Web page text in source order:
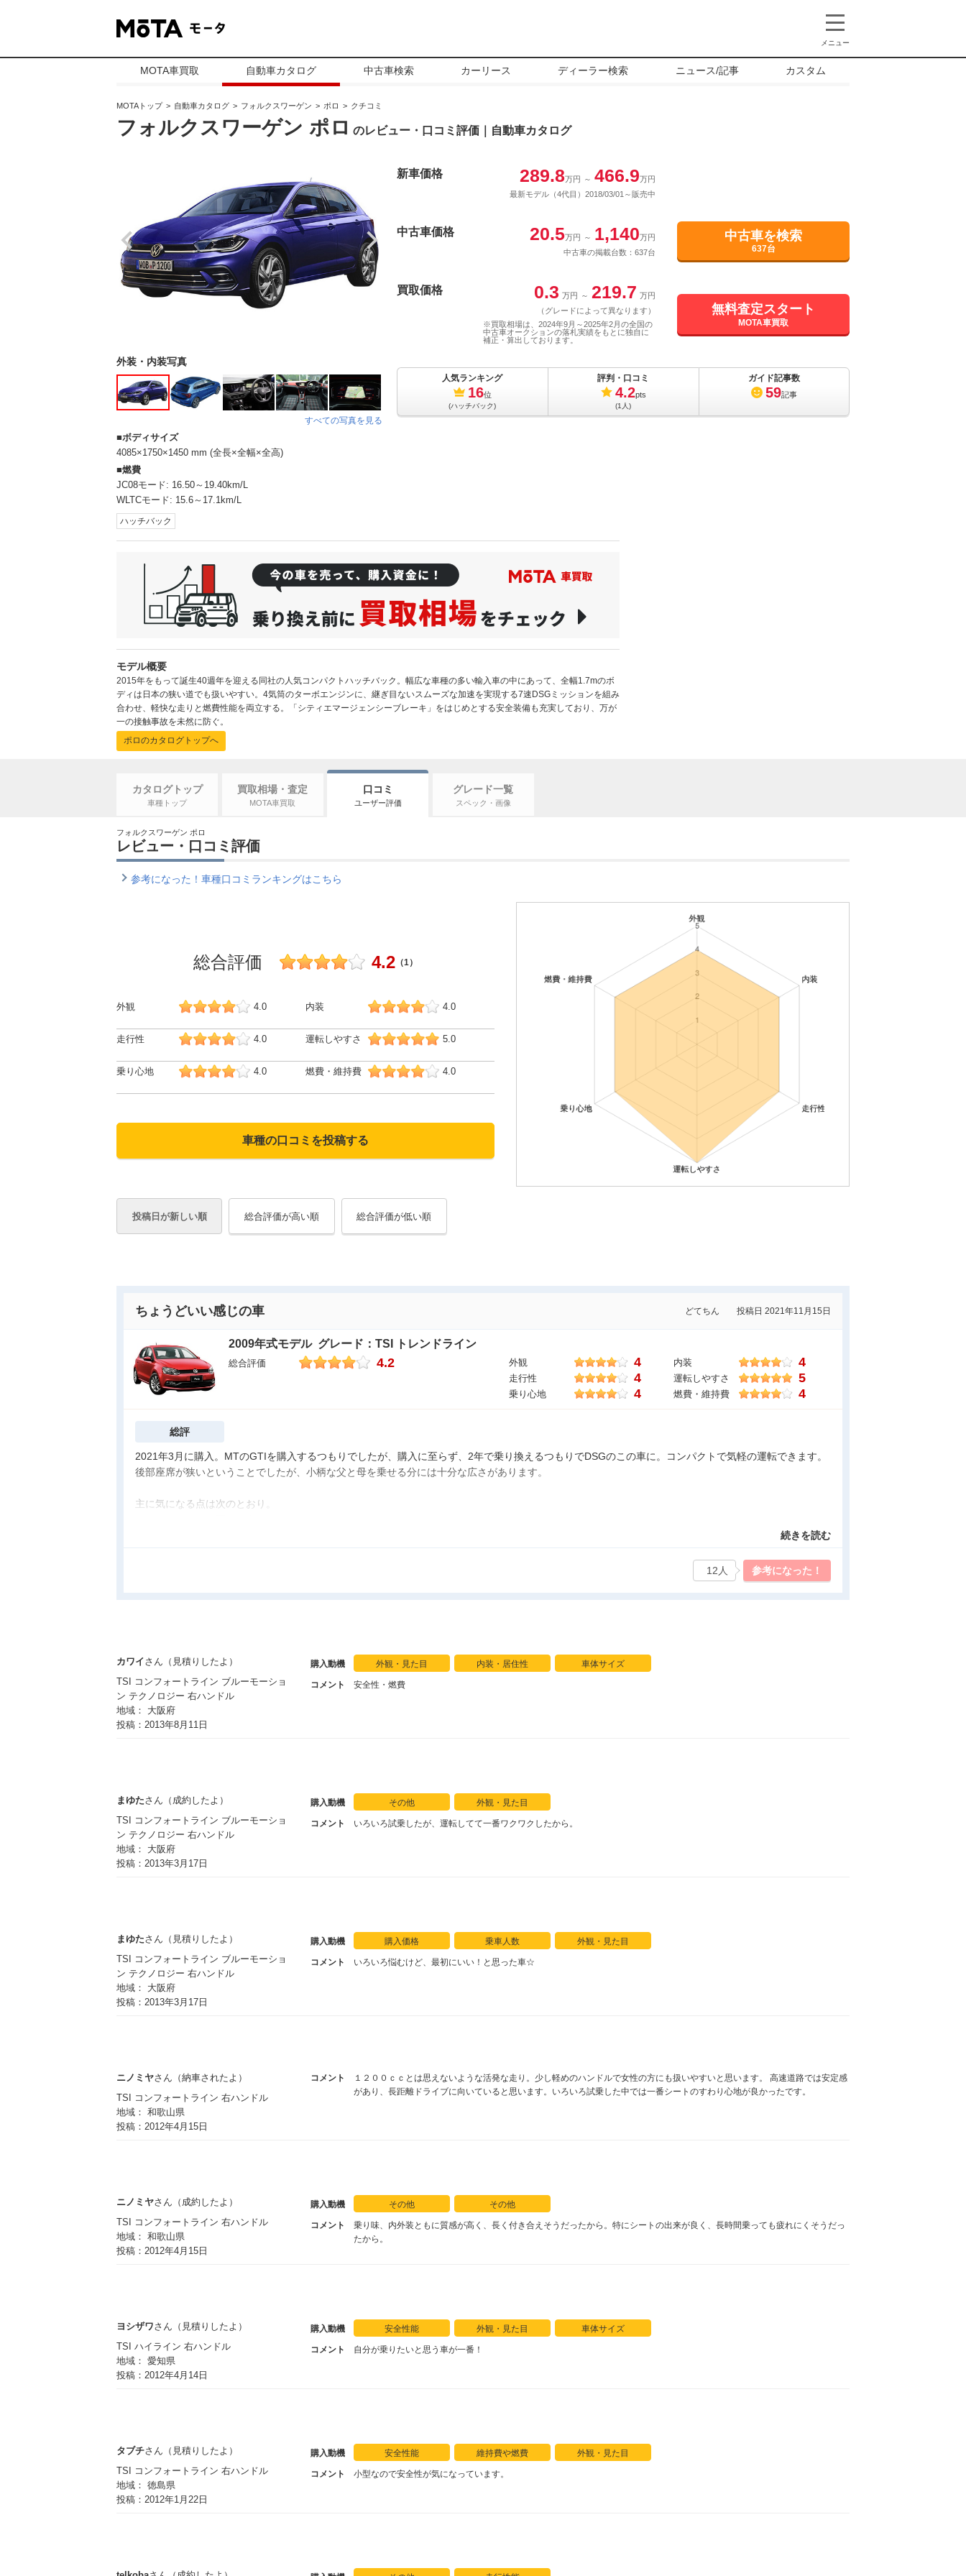
メニュー
MOTA車買取 自動車カタログ 中古車検索 カーリース ディーラー検索 ニュース/記事 カスタム
MOTAトップ 自動車カタログ フォルクスワーゲン ポロ クチコミ
フォルクスワーゲン ポロ のレビュー・口コミ評価｜自動車カタログ
外装・内装写真
すべての写真を見る
ボディサイズ
4085×1750×1450 mm (全長×全幅×全高)
燃費
JC08モード: 16.50～19.40km/L
WLTCモード: 15.6～17.1km/L
ハッチバック
新車価格 289.8万円 ～ 466.9万円
最新モデル（4代目）2018/03/01～販売中
中古車価格 20.5万円 ～ 1,140万円
中古車の掲載台数：637台
中古車を検索
637台
買取価格 0.3 万円 ～ 219.7 万円
（グレードによって異なります）
※買取相場は、2024年9月～2025年2月の全国の
中古車オークションの落札実績をもとに独自に
補正・算出しております。
無料査定スタート
MOTA車買取
人気ランキング
16位
(ハッチバック)
評判・口コミ
4.2pts
(1人)
ガイド記事数
59記事
モデル概要
2015年をもって誕生40週年を迎える同社の人気コンパクトハッチバック。幅広な車種の多い輸入車の中にあって、全幅1.7mのボ
ディは日本の狭い道でも扱いやすい。4気筒のターボエンジンに、継ぎ目ないスムーズな加速を実現する7速DSGミッションを組み
合わせ、軽快な走りと燃費性能を両立する。「シティエマージェンシーブレーキ」をはじめとする安全装備も充実しており、万が
一の接触事故を未然に防ぐ。
ポロのカタログトップへ
カタログトップ
車種トップ
買取相場・査定
MOTA車買取
口コミ
ユーザー評価
グレード一覧
スペック・画像
フォルクスワーゲン ポロ
レビュー・口コミ評価
参考になった！車種口コミランキングはこちら
総合評価 4.2 （1）
外観 4.0 内装 4.0
走行性 4.0 運転しやすさ 5.0
乗り心地 4.0 燃費・維持費 4.0
車種の口コミを投稿する
投稿日が新しい順 総合評価が高い順 総合評価が低い順
ちょうどいい感じの車 どてちん 投稿日 2021年11月15日
2009年式モデル グレード：TSI トレンドライン
総合評価 4.2 外観 4 内装 4
走行性 4 運転しやすさ 5
乗り心地 4 燃費・維持費 4
総評
2021年3月に購入。MTのGTIを購入するつもりでしたが、購入に至らず、2年で乗り換えるつもりでDSGのこの車に。コンパクトで気軽の運転できます。
後部座席が狭いということでしたが、小柄な父と母を乗せる分には十分な広さがあります。
主に気になる点は次のとおり。
サイズがちょうどよい
：全長が4ｍほどで全幅は1680mmとコンパクトなので駐車場所なども気
にせずにすむので、幅が1700mm越えが当たり前になっているので、この
サイズはよいです。
・上り坂でもシフトアップして、すぐにシフトダウンする。
・DSGの信頼性：今は問題ないですが、将来的には故障の不安が付きまと
続きを読む
参考になった！
12人
カワイさん（見積りしたよ）
TSI コンフォートライン ブルーモーショ
ン テクノロジー 右ハンドル
地域： 大阪府
投稿：2013年8月11日
購入動機 外観・見た目 内装・居住性 車体サイズ
コメント 安全性・燃費
まゆたさん（成約したよ）
TSI コンフォートライン ブルーモーショ
ン テクノロジー 右ハンドル
地域： 大阪府
投稿：2013年3月17日
購入動機 その他 外観・見た目
コメント いろいろ試乗したが、運転してて一番ワクワクしたから。
まゆたさん（見積りしたよ）
TSI コンフォートライン ブルーモーショ
ン テクノロジー 右ハンドル
地域： 大阪府
投稿：2013年3月17日
購入動機 購入価格 乗車人数 外観・見た目
コメント いろいろ悩むけど、最初にいい！と思った車☆
ニノミヤさん（納車されたよ）
TSI コンフォートライン 右ハンドル
地域： 和歌山県
投稿：2012年4月15日
コメント
１２００ｃｃとは思えないような活発な走り。少し軽めのハンドルで女性の方にも扱いやすいと思います。 高速道路では安定感
があり、長距離ドライブに向いていると思います。いろいろ試乗した中では一番シートのすわり心地が良かったです。
ニノミヤさん（成約したよ）
TSI コンフォートライン 右ハンドル
地域： 和歌山県
投稿：2012年4月15日
購入動機 その他 その他
コメント
乗り味、内外装ともに質感が高く、長く付き合えそうだったから。特にシートの出来が良く、長時間乗っても疲れにくそうだっ
たから。
ヨシザワさん（見積りしたよ）
TSI ハイライン 右ハンドル
地域： 愛知県
投稿：2012年4月14日
購入動機 安全性能 外観・見た目 車体サイズ
コメント 自分が乗りたいと思う車が一番！
タブチさん（見積りしたよ）
TSI コンフォートライン 右ハンドル
地域： 徳島県
投稿：2012年1月22日
購入動機 安全性能 維持費や燃費 外観・見た目
コメント 小型なので安全性が気になっています。